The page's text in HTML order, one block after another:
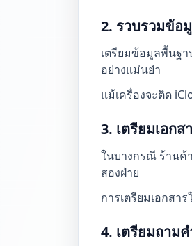
2. รวบรวมข้อ
เตรียมข้อมูลพื้นฐ
อย่างแม่นยำ
แม้เครื่องจะติด
3. เตรียมเอก
ในบางกรณี ร้านค้
สองฝ่าย
การเตรียมเอกสา
4. เตรียมถาม